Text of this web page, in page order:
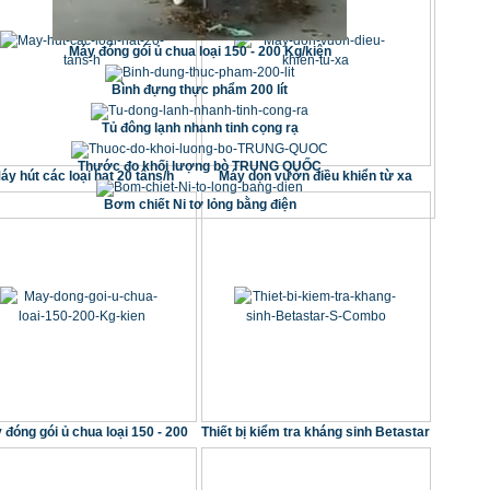
Máy đóng gói ủ chua loại 150 - 200 Kg/kiện
Bình đựng thực phẩm 200 lít
Tủ đông lạnh nhanh tinh cọng rạ
Thước đo khối lượng bò TRUNG QUỐC
Bơm chiết Ni tơ lỏng bằng điện
hút các loại hạt 20 tâns/h Máy dọn vườn điều khiển từ xa
đóng gói ủ chua loại 150 - 200
Kg/kiện
Thiết bị kiểm tra kháng sinh Betastar
S Combo